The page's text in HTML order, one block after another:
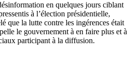
en quelques jours ciblant
à l’élection présidentielle,
que la lutte contre les ingérences était
le gouvernement à en faire plus et à
participant à la diffusion.